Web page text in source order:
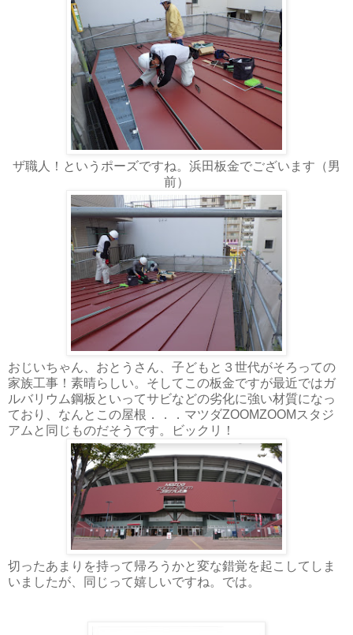
ザ職人！というポーズですね。浜田板金でございます（男
前）
おじいちゃん、おとうさん、子どもと３世代がそろっての
家族工事！素晴らしい。そしてこの板金ですが最近ではガ
ルバリウム鋼板といってサビなどの劣化に強い材質になっ
ており、なんとこの屋根．．．マツダZOOMZOOMスタジ
アムと同じものだそうです。ビックリ！
切ったあまりを持って帰ろうかと変な錯覚を起こしてしま
いましたが、同じって嬉しいですね。では。